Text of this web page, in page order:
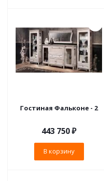
Гостиная Фальконе - 2
443 750₽
В корзину